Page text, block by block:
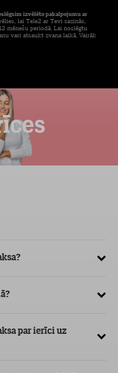
izvēlēto pakalpojumu ar
lai Tele2 ar Tevi sazinās,
mēnešu periodā. Lai noslēgtu
vari atsaukt zvana laikā. Vairāk
par ierīci uz